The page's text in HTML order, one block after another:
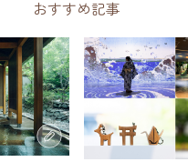
おすすめ記事